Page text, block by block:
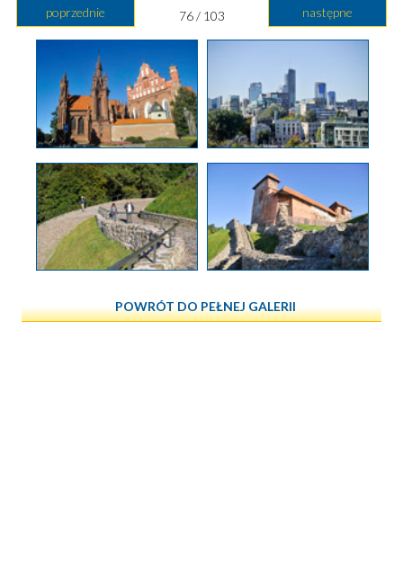
poprzednie następne
76 / 103
POWRÓT DO PEŁNEJ GALERII